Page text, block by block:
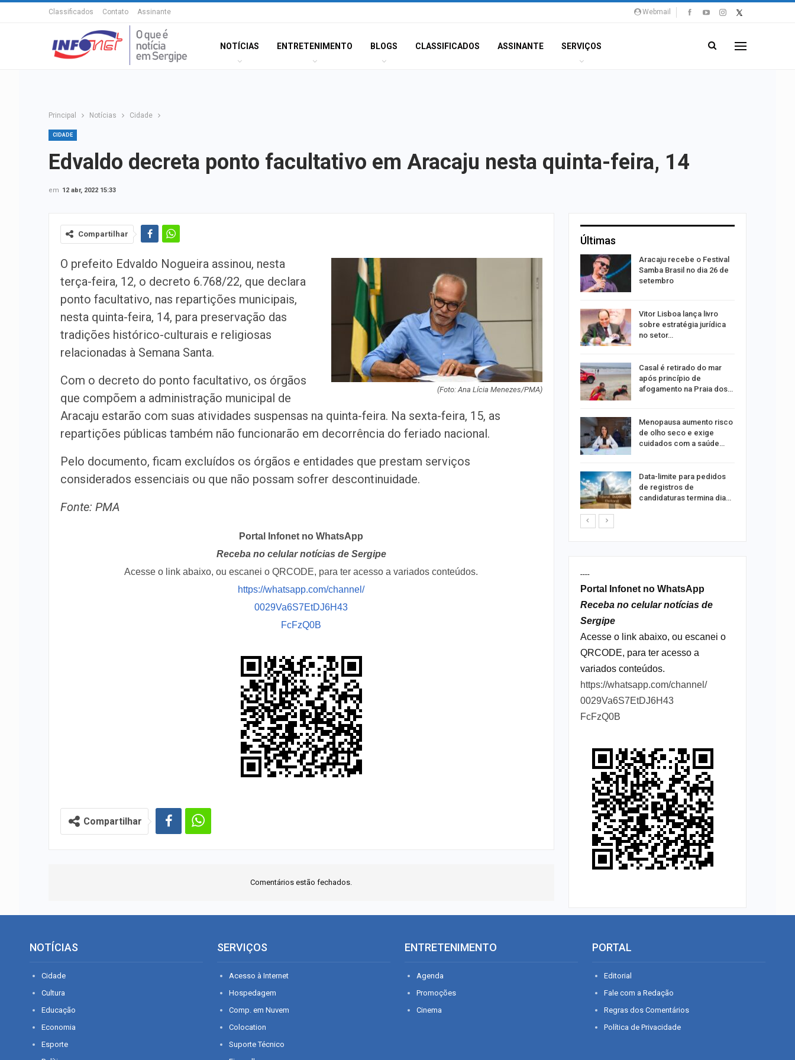
Webmail
Classificados Contato Assinante
NOTÍCIAS ENTRETENIMENTO BLOGS CLASSIFICADOS ASSINANTE SERVIÇOS
Principal Notícias Cidade
CIDADE
Edvaldo decreta ponto facultativo em Aracaju nesta quinta-feira, 14
em 12 abr, 2022 15:33
Compartilhar
(Foto: Ana Lícia Menezes/PMA)
O prefeito Edvaldo Nogueira assinou, nesta
terça-feira, 12, o decreto 6.768/22, que declara
ponto facultativo, nas repartições municipais,
nesta quinta-feira, 14, para preservação das
tradições histórico-culturais e religiosas
relacionadas à Semana Santa.
Com o decreto do ponto facultativo, os órgãos
que compõem a administração municipal de
Aracaju estarão com suas atividades suspensas na quinta-feira. Na sexta-feira, 15, as
repartições públicas também não funcionarão em decorrência do feriado nacional.
Pelo documento, ficam excluídos os órgãos e entidades que prestam serviços
considerados essenciais ou que não possam sofrer descontinuidade.
Fonte: PMA
Portal Infonet no WhatsApp
Receba no celular notícias de Sergipe
Acesse o link abaixo, ou escanei o QRCODE, para ter acesso a variados conteúdos.
https://whatsapp.com/channel/
0029Va6S7EtDJ6H43
FcFzQ0B
Compartilhar
Comentários estão fechados.
Últimas
Corregedoria oferta canal
Rede de Talentos abre 60
oportunidades de trabalho
para egressos do…
Homem é indiciado após
ser filmado em ato de
importunação sexual
Agosto terá dois eclipses;
saiba como assistir aos
Aracaju recebe o Festival
Samba Brasil no dia 26 de
setembro
Vitor Lisboa lança livro
sobre estratégia jurídica
no setor…
Casal é retirado do mar
após princípio de
afogamento na Praia dos…
Menopausa aumento risco
de olho seco e exige
cuidados com a saúde…
Data-limite para pedidos
de registros de
candidaturas termina dia…
----
Portal Infonet no WhatsApp
Receba no celular notícias de
Sergipe
Acesse o link abaixo, ou escanei o
QRCODE, para ter acesso a
variados conteúdos.
https://whatsapp.com/channel/
0029Va6S7EtDJ6H43
FcFzQ0B
NOTÍCIAS
Cidade
Cultura
Educação
Economia
Esporte
SERVIÇOS
Acesso à Internet
Hospedagem
Comp. em Nuvem
Colocation
Suporte Técnico
ENTRETENIMENTO
Agenda
Promoções
Cinema
PORTAL
Editorial
Fale com a Redação
Regras dos Comentários
Política de Privacidade